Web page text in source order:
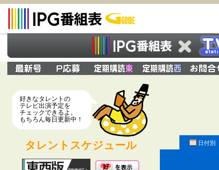
好きなタレントの
テレビ出演予定を
チェックできるよ。
もちろん毎日更新中！
タレントスケジュール 日付別